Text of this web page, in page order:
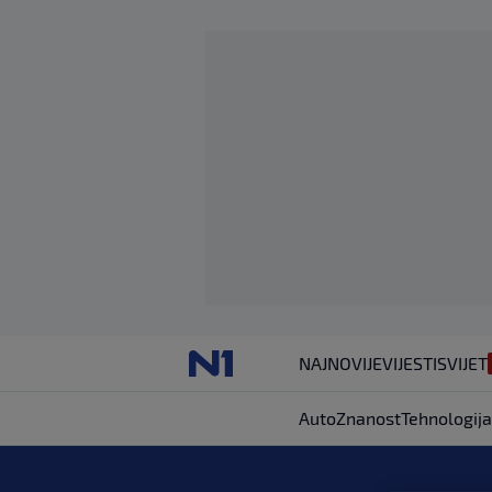
NAJNOVIJEVIJESTISVIJET
AutoZnanostTehnologija